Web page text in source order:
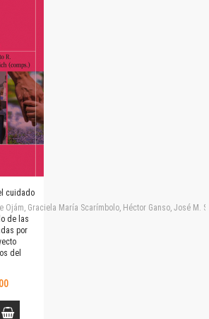
cuidado
Ojám, Graciela María Scarímbolo, Héctor Ganso, José
de las
por
del